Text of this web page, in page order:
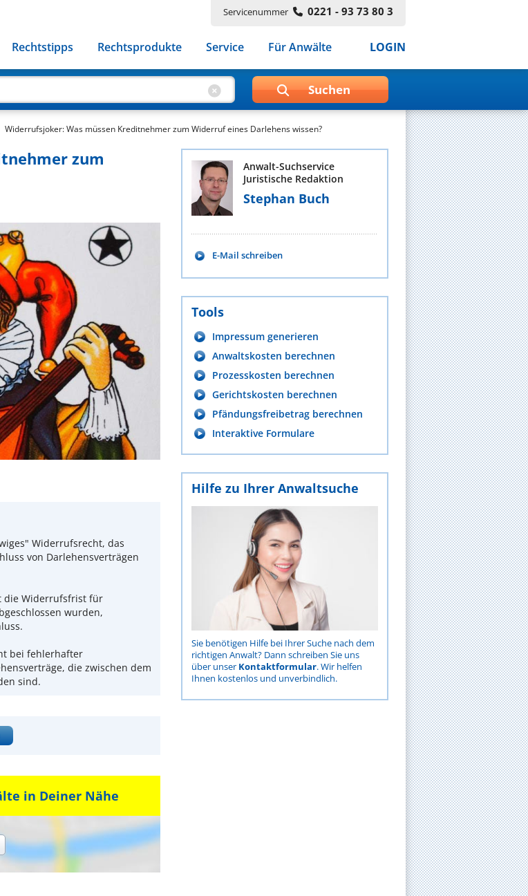
Servicenummer 0221 - 93 73 80 3
Rechtstipps Rechtsprodukte Service Für Anwälte LOGIN
Widerrufsjoker: Was müssen Kreditnehmer zum Widerruf eines Darlehens wissen?
zum
Widerrufsrecht, das
von Darlehensverträgen
die Widerrufsfrist für
wurden,
bei fehlerhafter
die zwischen dem
sind.
in Deiner Nähe
Anwalt-Suchservice
Juristische Redaktion
Stephan Buch
E-Mail schreiben
Tools
Impressum generieren
Anwaltskosten berechnen
Prozesskosten berechnen
Gerichtskosten berechnen
Pfändungsfreibetrag berechnen
Interaktive Formulare
Hilfe zu Ihrer Anwaltsuche
Sie benötigen Hilfe bei Ihrer Suche nach dem
richtigen Anwalt? Dann schreiben Sie uns
über unser Kontaktformular. Wir helfen
Ihnen kostenlos und unverbindlich.